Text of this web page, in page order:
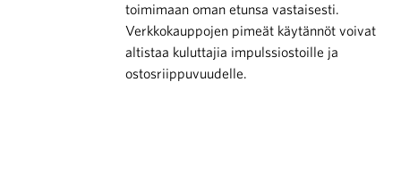
toimimaan oman etunsa vastaisesti.
Verkkokauppojen pimeät käytännöt voivat
altistaa kuluttajia impulssiostoille ja
ostosriippuvuudelle.